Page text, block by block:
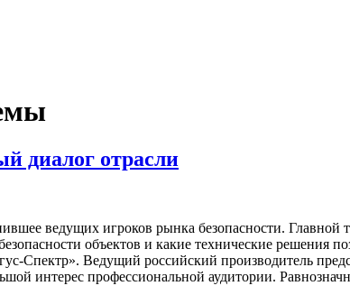
диалог отрасли
ведущих игроков рынка безопасности. Главной
объектов и какие технические решения
Спектр». Ведущий российский производитель
интерес профессиональной аудитории.